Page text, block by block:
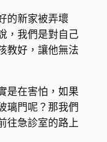
的新家被弄壞
，我們是對自己
教好，讓他無法
是在害怕，如果
璃門呢？那我們
往急診室的路上